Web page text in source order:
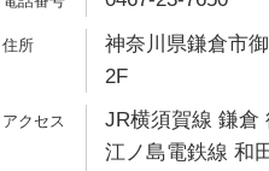
神奈川県鎌倉市
2F
JR横須賀線 鎌倉
江ノ島電鉄線 和